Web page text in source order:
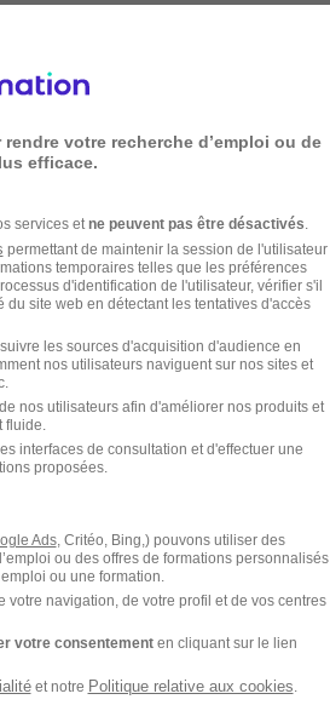
votre recherche d’emploi ou de
efficace.
services et ne peuvent pas être désactivés
permettant de maintenir la session de l'utilisateur
temporaires telles que les préférences
d'identification de l'utilisateur, vérifier s'il
site web en détectant les tentatives d'accès
les sources d'acquisition d'audience en
nos utilisateurs naviguent sur nos sites et
nos utilisateurs afin d'améliorer nos produits et
interfaces de consultation et d'effectuer une
proposées.
Ads, Critéo, Bing,) pouvons utiliser des
ou des offres de formations personnalisés
ou une formation.
navigation, de votre profil et de vos centres
votre consentementen cliquant sur le lien
et notre Politique relative aux cookies